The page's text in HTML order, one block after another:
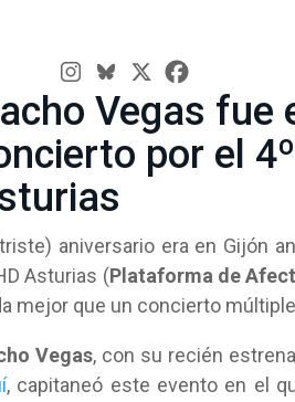
Vegas fue
por el
aniversario era en Gijón
Asturias (Plataforma de
mejor que un concierto
Vegas, con su recién
, capitaneó este evento en el